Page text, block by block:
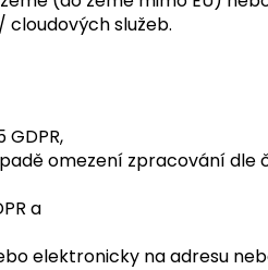
služeb.
omezení zpracování dle
a
elektronicky na adresu